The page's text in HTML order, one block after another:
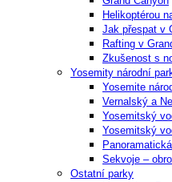
Helikoptérou
Jak přespat v
Rafting v
Zkušenost s
Yosemity národní
Yosemite
Vernalský a
Yosemitský
Yosemitský
Sekvoje –
Ostatní parky